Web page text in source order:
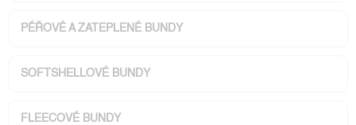
PÉŘOVÉ A ZATEPLENÉ BUNDY
SOFTSHELLOVÉ BUNDY
FLEECOVÉ BUNDY